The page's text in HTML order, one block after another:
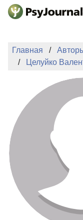
Перейти к основному
Регистрация
Главная
Целуйко